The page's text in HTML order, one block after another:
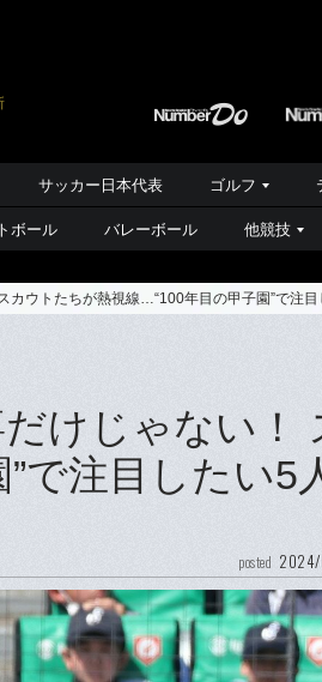
サッカー日本代表 ゴルフ
ボール バレーボール 他競技
カウトたちが熱視線…“100年目の甲子園”で注
けじゃない！
で注目したい5
posted 2024/